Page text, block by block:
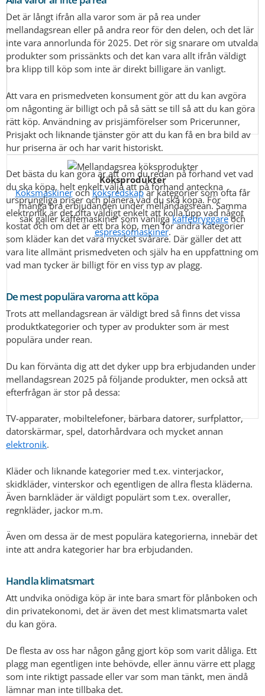
Köksprodukter
Köksmaskinerochköksredskapär kategorier som ofta får
många bra erbjudanden under mellandagsrean. Samma
sak gäller kaffemaskiner som vanligakaffebryggareoch
espressomaskiner.
Det är långt ifrån alla varor som är på rea under
mellandagsrean eller på andra reor för den delen, och det lär
inte vara annorlunda för 2025. Det rör sig snarare om utvalda
produkter som prissänkts och det kan vara allt ifrån väldigt
bra klipp till köp som inte är direkt billigare än vanligt.
Att vara en prismedveten konsument gör att du kan avgöra
om någonting är billigt och på så sätt se till så att du kan göra
rätt köp. Användning av prisjämförelser som Pricerunner,
Prisjakt och liknande tjänster gör att du kan få en bra bild av
hur priserna är och har varit historiskt.
Det bästa du kan göra är att om du redan på förhand vet vad
du ska köpa, helt enkelt välja att på förhand anteckna
ursprungliga priser och planera vad du ska köpa. För
elektronik är det ofta väldigt enkelt att kolla upp vad något
kostat och om det är ett bra köp, men för andra kategorier
som kläder kan det vara mycket svårare. Där gäller det att
vara lite allmänt prismedveten och själv ha en uppfattning om
vad man tycker är billigt för en viss typ av plagg.
De mest populära varorna att köpa
Trots att mellandagsrean är väldigt bred så finns det vissa
produktkategorier och typer av produkter som är mest
populära under rean.
Du kan förvänta dig att det dyker upp bra erbjudanden under
mellandagsrean 2025 på följande produkter, men också att
efterfrågan är stor på dessa:
TV-apparater, mobiltelefoner, bärbara datorer, surfplattor,
datorskärmar, spel, datorhårdvara och mycket annan
elektronik.
Kläder och liknande kategorier med t.ex. vinterjackor,
skidkläder, vinterskor och egentligen de allra flesta kläderna.
Även barnkläder är väldigt populärt som t.ex. overaller,
regnkläder, jackor m.m.
Även om dessa är de mest populära kategorierna, innebär det
inte att andra kategorier har bra erbjudanden.
Handla klimatsmart
Att undvika onödiga köp är inte bara smart för plånboken och
din privatekonomi, det är även det mest klimatsmarta valet
du kan göra.
De flesta av oss har någon gång gjort köp som varit dåliga. Ett
plagg man egentligen inte behövde, eller ännu värre ett plagg
som inte riktigt passade eller var som man tänkt, men ändå
lämnar man inte tillbaka det.